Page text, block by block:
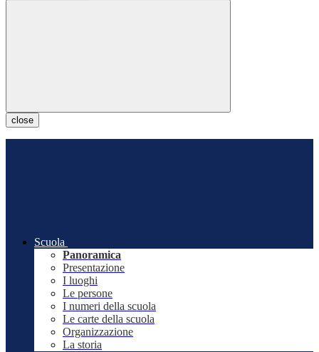
close
Scuola
Panoramica
Presentazione
I luoghi
Le persone
I numeri della scuola
Le carte della scuola
Organizzazione
La storia